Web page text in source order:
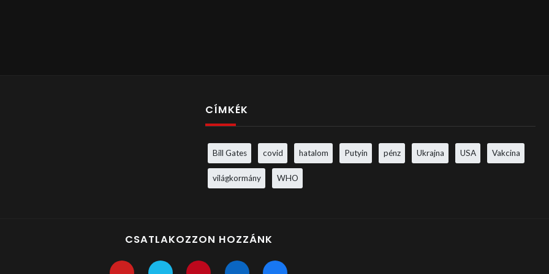
CÍMKÉK
Bill Gates covid hatalom Putyin pénz Ukrajna USA Vakcina
világkormány WHO
CSATLAKOZZON HOZZÁNK